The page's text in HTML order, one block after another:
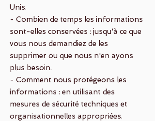
Unis.
- Combien de temps les informations
sont-elles conservées : jusqu'à ce que
vous nous demandiez de les
supprimer ou que nous n'en ayons
plus besoin.
- Comment nous protégeons les
informations : en utilisant des
mesures de sécurité techniques et
organisationnelles appropriées.